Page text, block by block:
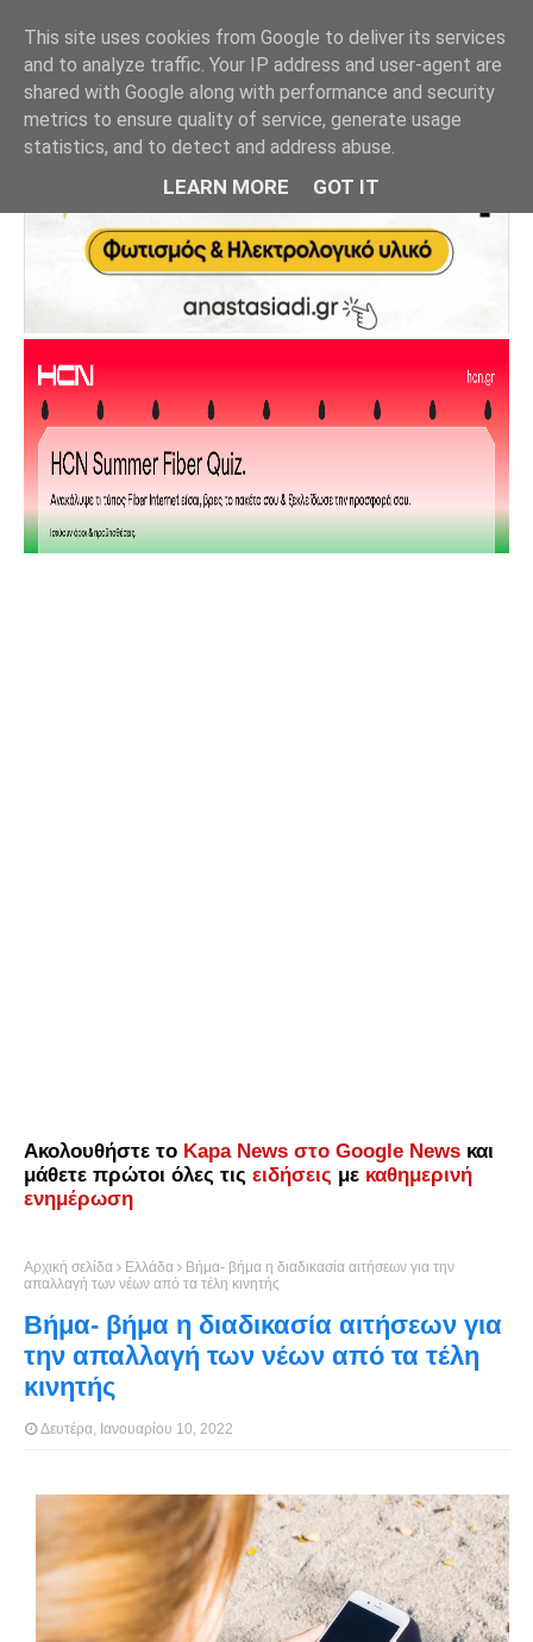
Ακολουθήστε το Kapa News στο Google News και
μάθετε πρώτοι όλες τις ειδήσεις με καθημερινή
ενημέρωση
Αρχική σελίδα Ελλάδα
Βήμα- βήμα η διαδικασία αιτήσεων για την
απαλλαγή των νέων από τα τέλη κινητής
Βήμα- βήμα η διαδικασία αιτήσεων για
την απαλλαγή των νέων από τα τέλη
κινητής
Δευτέρα, Ιανουαρίου 10, 2022
This site uses cookies from Google to deliver its services
and to analyze traffic. Your IP address and user-agent are
shared with Google along with performance and security
metrics to ensure quality of service, generate usage
statistics, and to detect and address abuse.
LEARN MORE GOT IT